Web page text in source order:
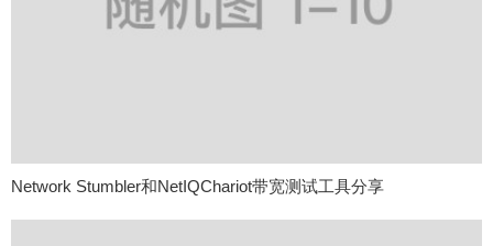
Network Stumbler和NetIQChariot带宽测试工具分享